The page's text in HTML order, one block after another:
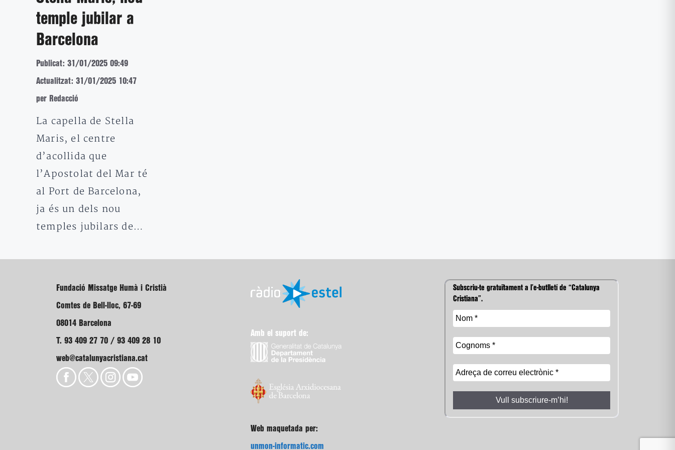
temple jubilar a
Barcelona
Publicat: 31/01/2025 09:49
Actualitzat: 31/01/2025 10:47
per Redacció
La capella de Stella
Maris, el centre
d’acollida que
l’Apostolat del Mar té
al Port de Barcelona,
ja és un dels nou
temples jubilars de…
Fundació Missatge Humà i Cristià
Comtes de Bell-lloc, 67-69
08014 Barcelona
T. 93 409 27 70 / 93 409 28 10
web@catalunyacristiana.cat
Amb el suport de:
Web maquetada per:
unmon-informatic.com
Subscriu-te gratuïtament a l’e-butlletí de “Catalunya
Cristiana”.